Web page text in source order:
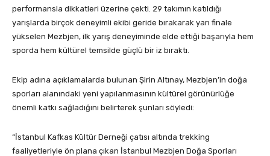
performansla dikkatleri üzerine çekti. 29 takımın katıldığı
yarışlarda birçok deneyimli ekibi geride bırakarak yarı finale
yükselen Mezbjen, ilk yarış deneyiminde elde ettiği başarıyla hem
sporda hem kültürel temsilde güçlü bir iz bıraktı.
Ekip adına açıklamalarda bulunan Şirin Altınay, Mezbjen’in doğa
sporları alanındaki yeni yapılanmasının kültürel görünürlüğe
önemli katkı sağladığını belirterek şunları söyledi:
“İstanbul Kafkas Kültür Derneği çatısı altında trekking
faaliyetleriyle ön plana çıkan İstanbul Mezbjen Doğa Sporları